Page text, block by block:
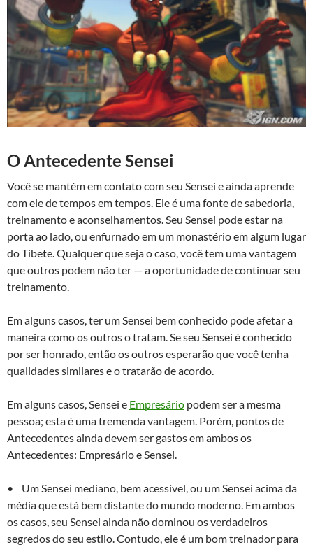
O Antecedente Sensei
Você se mantém em contato com seu Sensei e ainda aprende
com ele de tempos em tempos. Ele é uma fonte de sabedoria,
treinamento e aconselhamentos. Seu Sensei pode estar na
porta ao lado, ou enfurnado em um monastério em algum lugar
do Tibete. Qualquer que seja o caso, você tem uma vantagem
que outros podem não ter — a oportunidade de continuar seu
treinamento.
Em alguns casos, ter um Sensei bem conhecido pode afetar a
maneira como os outros o tratam. Se seu Sensei é conhecido
por ser honrado, então os outros esperarão que você tenha
qualidades similares e o tratarão de acordo.
Em alguns casos, Sensei e Empresário podem ser a mesma
pessoa; esta é uma tremenda vantagem. Porém, pontos de
Antecedentes ainda devem ser gastos em ambos os
Antecedentes: Empresário e Sensei.
• Um Sensei mediano, bem acessível, ou um Sensei acima da
média que está bem distante do mundo moderno. Em ambos
os casos, seu Sensei ainda não dominou os verdadeiros
segredos do seu estilo. Contudo, ele é um bom treinador para